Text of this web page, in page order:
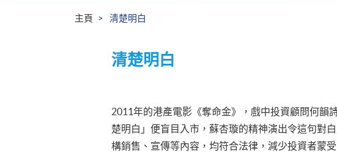
主頁 清楚明白
清楚明白
2011年的港產電影《奪命金》，戲中投資顧問何韻
楚明白」便盲目入市，蘇杏璇的精神演出令這句對
構銷售、宣傳等內容，均符合法律，減少投資者蒙